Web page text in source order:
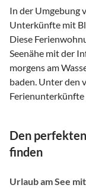
In der Umgebung
Unterkünfte mit
Diese
Seenähe mit der
morgens am
baden. Unter den
Den
finden
Urlaub am See